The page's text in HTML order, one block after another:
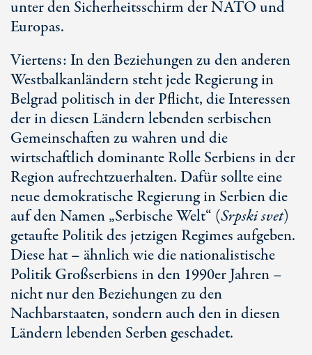
unter den Sicherheitsschirm der NATO und
Europas.
Viertens: In den Beziehungen zu den anderen
Westbalkanländern steht jede Regierung in
Belgrad politisch in der Pflicht, die Interessen
der in diesen Ländern lebenden serbischen
Gemeinschaften zu wahren und die
wirtschaftlich dominante Rolle Serbiens in der
Region aufrechtzuerhalten. Dafür sollte eine
neue demokratische Regierung in Serbien die
auf den Namen „Serbische Welt“ (Srpski svet)
getaufte Politik des jetzigen Regimes aufgeben.
Diese hat – ähnlich wie die nationalistische
Politik Großserbiens in den 1990er Jahren –
nicht nur den Beziehungen zu den
Nachbarstaaten, sondern auch den in diesen
Ländern lebenden Serben geschadet.